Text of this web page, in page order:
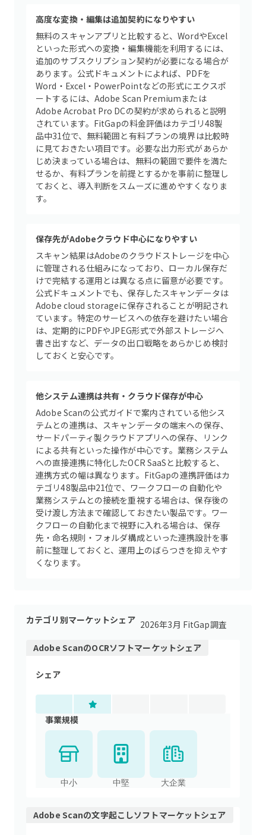
高度な変換・編集は追加契約になりやすい
無料のスキャンアプリと比較すると、WordやExcel
といった形式への変換・編集機能を利用するには、
追加のサブスクリプション契約が必要になる場合が
あります。公式ドキュメントによれば、PDFを
Word・Excel・PowerPointなどの形式にエクスポ
ートするには、Adobe Scan Premiumまたは
Adobe Acrobat Pro DCの契約が求められると説明
されています。FitGapの料金評価はカテゴリ48製
品中31位で、無料範囲と有料プランの境界は比較時
に見ておきたい項目です。必要な出力形式があらか
じめ決まっている場合は、無料の範囲で要件を満た
せるか、有料プランを前提とするかを事前に整理し
ておくと、導入判断をスムーズに進めやすくなりま
す。
保存先がAdobeクラウド中心になりやすい
スキャン結果はAdobeのクラウドストレージを中心
に管理される仕組みになっており、ローカル保存だ
けで完結する運用とは異なる点に留意が必要です。
公式ドキュメントでも、保存したスキャンデータは
Adobe cloud storageに保存されることが明記され
ています。特定のサービスへの依存を避けたい場合
は、定期的にPDFやJPEG形式で外部ストレージへ
書き出すなど、データの出口戦略をあらかじめ検討
しておくと安心です。
他システム連携は共有・クラウド保存が中心
Adobe Scanの公式ガイドで案内されている他シス
テムとの連携は、スキャンデータの端末への保存、
サードパーティ製クラウドアプリへの保存、リンク
による共有といった操作が中心です。業務システム
への直接連携に特化したOCR SaaSと比較すると、
連携方式の幅は異なります。FitGapの連携評価はカ
テゴリ48製品中21位で、ワークフローの自動化や
業務システムとの接続を重視する場合は、保存後の
受け渡し方法まで確認しておきたい製品です。ワー
クフローの自動化まで視野に入れる場合は、保存
先・命名規則・フォルダ構成といった連携設計を事
前に整理しておくと、運用上のばらつきを抑えやす
くなります。
カテゴリ別マーケットシェア 2026年3月 FitGap調査
Adobe ScanのOCRソフトマーケットシェア
シェア
事業規模
中小 中堅 大企業
Adobe Scanの文字起こしソフトマーケットシェア